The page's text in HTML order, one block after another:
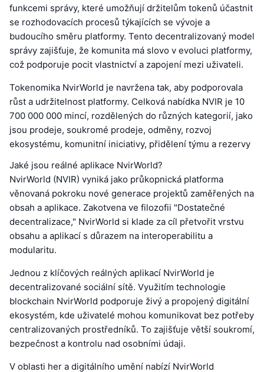
funkcemi správy, které umožňují držitelům tokenů účastnit
se rozhodovacích procesů týkajících se vývoje a
budoucího směru platformy. Tento decentralizovaný model
správy zajišťuje, že komunita má slovo v evoluci platformy,
což podporuje pocit vlastnictví a zapojení mezi uživateli.
Tokenomika NvirWorld je navržena tak, aby podporovala
růst a udržitelnost platformy. Celková nabídka NVIR je 10
700 000 000 mincí, rozdělených do různých kategorií, jako
jsou prodeje, soukromé prodeje, odměny, rozvoj
ekosystému, komunitní iniciativy, přidělení týmu a rezervy
Jaké jsou reálné aplikace NvirWorld?
NvirWorld (NVIR) vyniká jako průkopnická platforma
věnovaná pokroku nové generace projektů zaměřených na
obsah a aplikace. Zakotvena ve filozofii "Dostatečné
decentralizace," NvirWorld si klade za cíl přetvořit vrstvu
obsahu a aplikací s důrazem na interoperabilitu a
modularitu.
Jednou z klíčových reálných aplikací NvirWorld je
decentralizované sociální sítě. Využitím technologie
blockchain NvirWorld podporuje živý a propojený digitální
ekosystém, kde uživatelé mohou komunikovat bez potřeby
centralizovaných prostředníků. To zajišťuje větší soukromí,
bezpečnost a kontrolu nad osobními údaji.
V oblasti her a digitálního umění nabízí NvirWorld